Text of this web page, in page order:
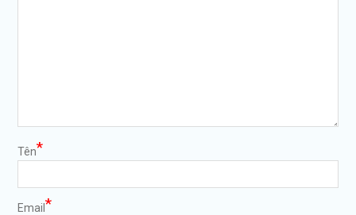
Tên*
Email *